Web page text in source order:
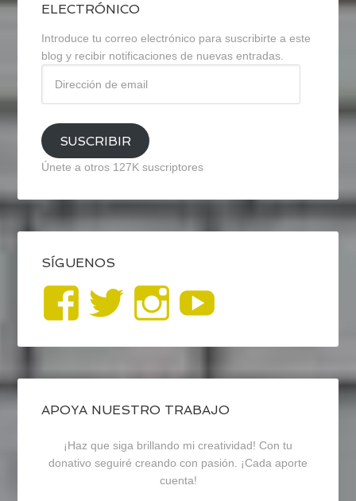
ELECTRÓNICO
Introduce tu correo electrónico para suscribirte a este
blog y recibir notificaciones de nuevas entradas.
email
SUSCRIBIR
Únete a otros 127K suscriptores
SÍGUENOS
Ver
perfil
de
blogrecursosep
en
Ver
perfil
de
recursosep
en
Ver
perfil
de
recursosep
en
APOYA NUESTRO TRABAJO
¡Haz que siga brillando mi creatividad! Con tu
donativo seguiré creando con pasión. ¡Cada aporte
cuenta!